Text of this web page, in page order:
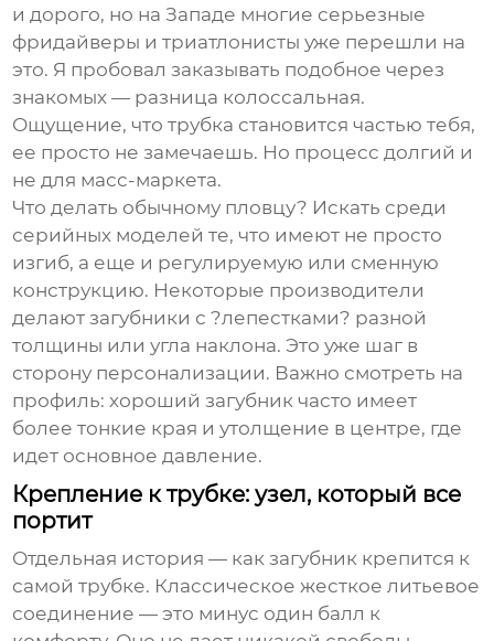
и дорого, но на Западе многие серьезные
фридайверы и триатлонисты уже перешли на
это. Я пробовал заказывать подобное через
знакомых — разница колоссальная.
Ощущение, что трубка становится частью тебя,
ее просто не замечаешь. Но процесс долгий и
не для масс-маркета.
Что делать обычному пловцу? Искать среди
серийных моделей те, что имеют не просто
изгиб, а еще и регулируемую или сменную
конструкцию. Некоторые производители
делают загубники с ?лепестками? разной
толщины или угла наклона. Это уже шаг в
сторону персонализации. Важно смотреть на
профиль: хороший загубник часто имеет
более тонкие края и утолщение в центре, где
идет основное давление.
Крепление к трубке: узел, который все
портит
Отдельная история — как загубник крепится к
самой трубке. Классическое жесткое литьевое
соединение — это минус один балл к